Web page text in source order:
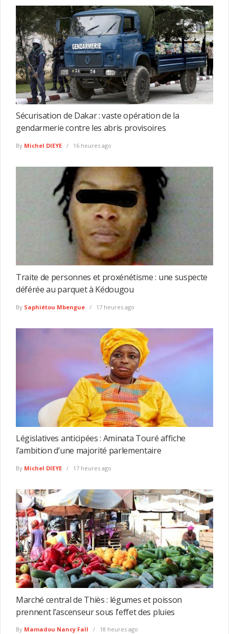
Sécurisation de Dakar : vaste opération de la
gendarmerie contre les abris provisoires
By Michel DIEYE 16 heures ago
Traite de personnes et proxénétisme : une suspecte
déférée au parquet à Kédougou
By Saphiétou Mbengue 17 heures ago
Législatives anticipées : Aminata Touré affiche
l’ambition d’une majorité parlementaire
By Michel DIEYE 17 heures ago
Marché central de Thiès : légumes et poisson
prennent l’ascenseur sous l’effet des pluies
By Mamadou Nancy Fall 18 heures ago